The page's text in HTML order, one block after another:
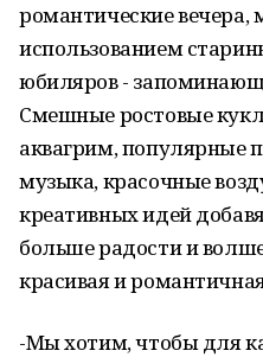
романтические вечера,
использованием
юбиляров -
Смешные ростовые
аквагрим, популярные
музыка, красочные
креативных идей
больше радости и
красивая и
-Мы хотим, чтобы для